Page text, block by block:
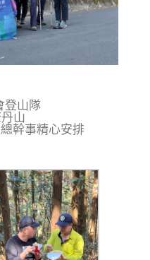
登山隊
山
幹事精心安排